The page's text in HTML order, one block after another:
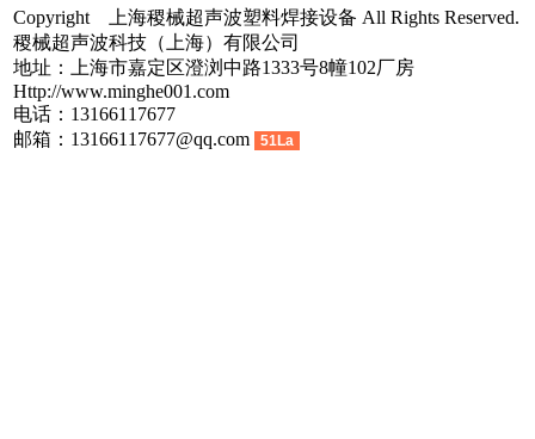
Copyright 上海稷械超声波塑料焊接设备 All Rights Reserved.
稷械超声波科技（上海）有限公司
地址：上海市嘉定区澄浏中路1333号8幢102厂房
Http://www.minghe001.com
电话：13166117677
邮箱：13166117677@qq.com
51La